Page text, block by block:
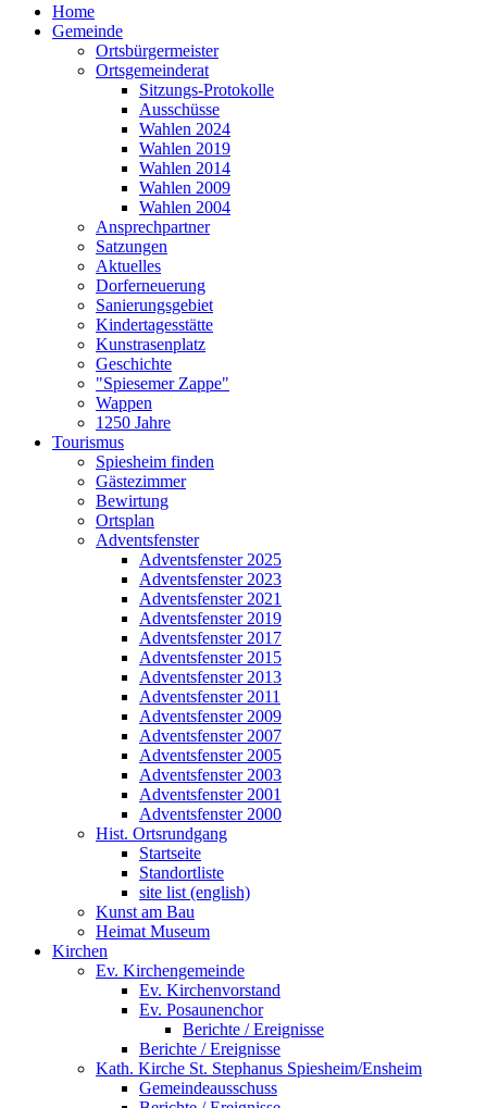
Home
Gemeinde
Ortsbürgermeister
Ortsgemeinderat
Sitzungs-Protokolle
Ausschüsse
Wahlen 2024
Wahlen 2019
Wahlen 2014
Wahlen 2009
Wahlen 2004
Ansprechpartner
Satzungen
Aktuelles
Dorferneuerung
Sanierungsgebiet
Kindertagesstätte
Kunstrasenplatz
Geschichte
"Spiesemer Zappe"
Wappen
1250 Jahre
Tourismus
Spiesheim finden
Gästezimmer
Bewirtung
Ortsplan
Adventsfenster
Adventsfenster 2025
Adventsfenster 2023
Adventsfenster 2021
Adventsfenster 2019
Adventsfenster 2017
Adventsfenster 2015
Adventsfenster 2013
Adventsfenster 2011
Adventsfenster 2009
Adventsfenster 2007
Adventsfenster 2005
Adventsfenster 2003
Adventsfenster 2001
Adventsfenster 2000
Hist. Ortsrundgang
Startseite
Standortliste
site list (english)
Kunst am Bau
Heimat Museum
Kirchen
Ev. Kirchengemeinde
Ev. Kirchenvorstand
Ev. Posaunenchor
Berichte / Ereignisse
Berichte / Ereignisse
Kath. Kirche St. Stephanus Spiesheim/Ensheim
Gemeindeausschuss